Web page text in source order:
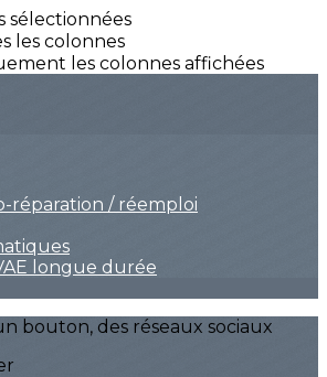
sélectionnées
les colonnes
les colonnes affichées
réparation / réemploi
longue durée
bouton, des réseaux sociaux